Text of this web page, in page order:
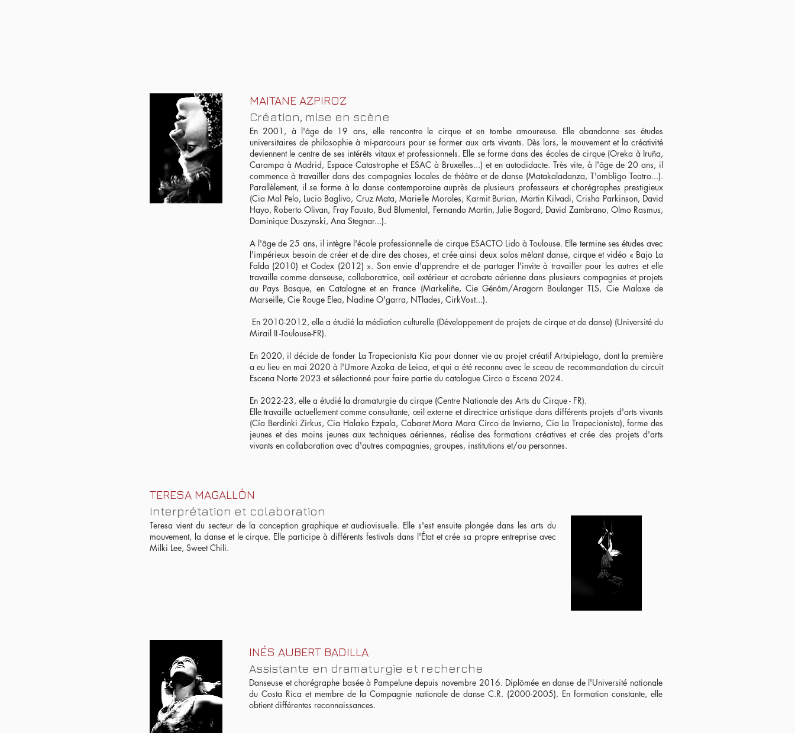
MAITANE AZPIROZ
Création, mise en scène
En 2001, à l'âge de 19 ans, elle rencontre le cirque et en tombe amoureuse. Elle abandonne ses études
universitaires de philosophie à mi-parcours pour se former aux arts vivants. Dès lors, le mouvement et la créativité
deviennent le centre de ses intérêts vitaux et professionnels. Elle se forme dans des écoles de cirque (Oreka à Iruña,
Carampa à Madrid, Espace Catastrophe et ESAC à Bruxelles...) et en autodidacte. Très vite, à l'âge de 20 ans, il
commence à travailler dans des compagnies locales de théâtre et de danse (Matakaladanza, T'ombligo Teatro...).
Parallèlement, il se forme à la danse contemporaine auprès de plusieurs professeurs et chorégraphes prestigieux
(Cia Mal Pelo, Lucio Baglivo, Cruz Mata, Marielle Morales, Karmit Burian, Martin Kilvadi, Crisha Parkinson, David
Hayo, Roberto Olivan, Fray Fausto, Bud Blumental, Fernando Martin, Julie Bogard, David Zambrano, Olmo Rasmus,
Dominique Duszynski, Ana Stegnar...).
A l'âge de 25 ans, il intègre l'école professionnelle de cirque ESACTO Lido à Toulouse. Elle termine ses études avec
l'impérieux besoin de créer et de dire des choses, et crée ainsi deux solos mêlant danse, cirque et vidéo « Bajo La
Falda (2010) et Codex (2012) ». Son envie d'apprendre et de partager l'invite à travailler pour les autres et elle
travaille comme danseuse, collaboratrice, œil extérieur et acrobate aérienne dans plusieurs compagnies et projets
au Pays Basque, en Catalogne et en France (Markeliñe, Cie Génôm/Aragorn Boulanger TLS, Cie Malaxe de
Marseille, Cie Rouge Elea, Nadine O'garra, NTlades, CirkVost...).
En 2010-2012, elle a étudié la médiation culturelle (Développement de projets de cirque et de danse) (Université du
Mirail II -Toulouse-FR).
En 2020, il décide de fonder La Trapecionista Kia pour donner vie au projet créatif Artxipielago, dont la première
a eu lieu en mai 2020 à l'Umore Azoka de Leioa, et qui a été reconnu avec le sceau de recommandation du circuit
Escena Norte 2023 et sélectionné pour faire partie du catalogue Circo a Escena 2024.
En 2022-23, elle a étudié la dramaturgie du cirque (Centre Nationale des Arts du Cirque - FR).
Elle travaille actuellement comme consultante, œil externe et directrice artistique dans différents projets d'arts vivants
(Cía Berdinki Zirkus, Cia Halako Ezpala, Cabaret Mara Mara Circo de Invierno, Cia La Trapecionista), forme des
jeunes et des moins jeunes aux techniques aériennes, réalise des formations créatives et crée des projets d'arts
vivants en collaboration avec d'autres compagnies, groupes, institutions et/ou personnes.
TERESA MAGALLÓN
Interprétation et colaboration
Teresa vient du secteur de la conception graphique et audiovisuelle. Elle s'est ensuite plongée dans les arts du
mouvement, la danse et le cirque. Elle participe à différents festivals dans l'État et crée sa propre entreprise avec
Milki Lee, Sweet Chili.
INÉS AUBERT BADILLA
Assistante en dramaturgie et recherche
Danseuse et chorégraphe basée à Pampelune depuis novembre 2016. Diplômée en danse de l'Université nationale
du Costa Rica et membre de la Compagnie nationale de danse C.R. (2000-2005). En formation constante, elle
obtient différentes reconnaissances.